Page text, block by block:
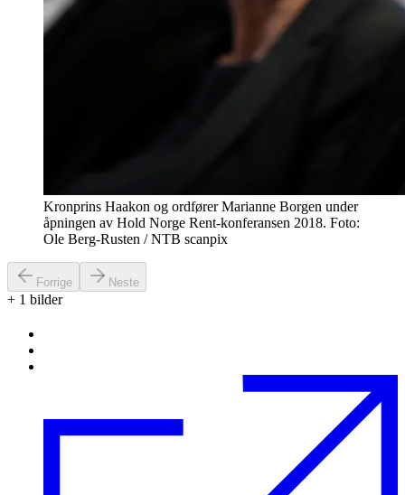
Kronprins Haakon og ordfører Marianne Borgen under
åpningen av Hold Norge Rent-konferansen 2018. Foto:
Ole Berg-Rusten / NTB scanpix
Forrige Neste
+ 1 bilder